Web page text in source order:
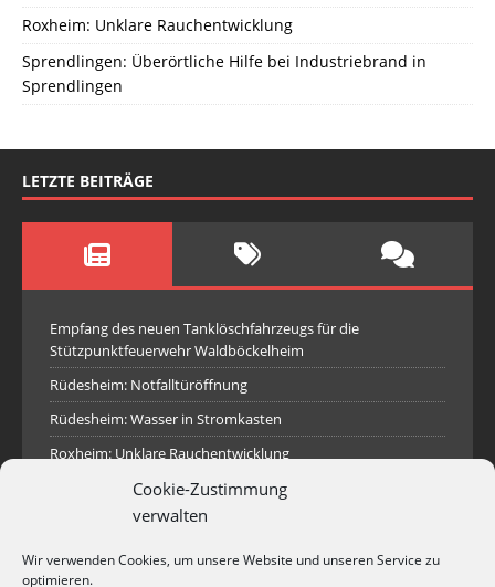
Cookie-Zustimmung
verwalten
Wir verwenden Cookies, um unsere Website und unseren Service zu
optimieren.
Roxheim: Unklare Rauchentwicklung
Sprendlingen: Überörtliche Hilfe bei Industriebrand in
Sprendlingen
LETZTE BEITRÄGE
Empfang des neuen Tanklöschfahrzeugs für die
Stützpunktfeuerwehr Waldböckelheim
Rüdesheim: Notfalltüröffnung
Rüdesheim: Wasser in Stromkasten
Roxheim: Unklare Rauchentwicklung
Sprendlingen: Überörtliche Hilfe bei Industriebrand in
Sprendlingen
Rüdesheim: Aufgerissener Dieseltank